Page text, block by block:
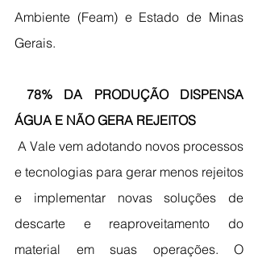
Ambiente (Feam) e Estado de Minas
Gerais.
ÁGUA E NÃO GERA REJEITOS
e tecnologias para gerar menos rejeitos
e implementar novas soluções de
descarte e reaproveitamento do
material em suas operações. O